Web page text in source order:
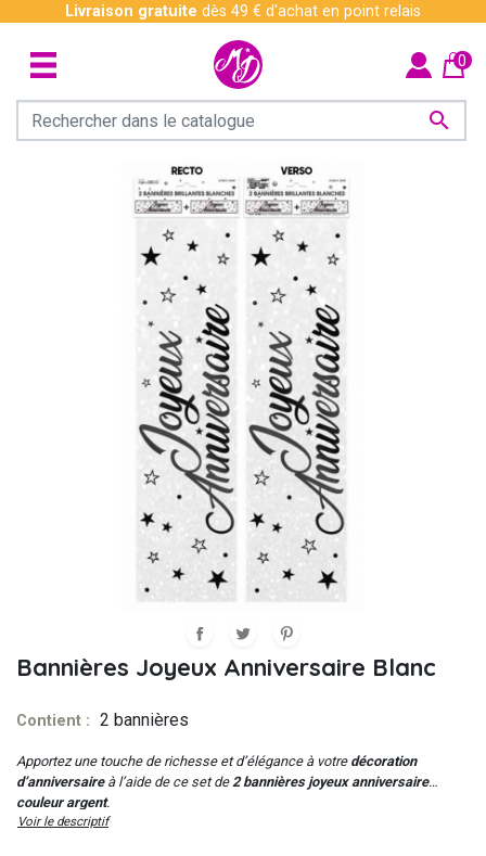
Livraison gratuite dès 49 € d'achat en point relais

0
Bannières Joyeux Anniversaire Blanc
Contient : 2 bannières
Apportez une touche de richesse et d’élégance à votre décoration
d’anniversaireà l’aide de ce set de2 bannières joyeux anniversaire
couleur argent.
Voir le descriptif